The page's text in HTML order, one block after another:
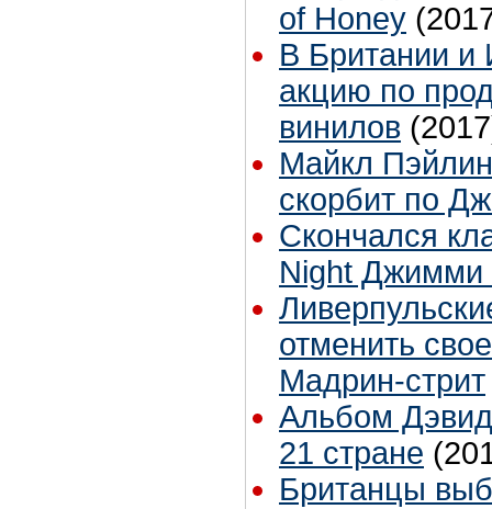
of Honey
В Британии и
акцию по
винилов
Майкл
скорбит по
Скончался
Night Джимми
отменить
Мадрин-стрит
Альбом
21 стране
Британцы